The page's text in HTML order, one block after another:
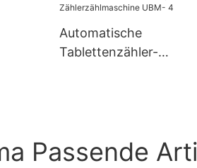
Pulvergranulat-
Hartgelatinekapsel-
Füllkapselungsmaschine
Automatische
Tablettenzähler-
Passende